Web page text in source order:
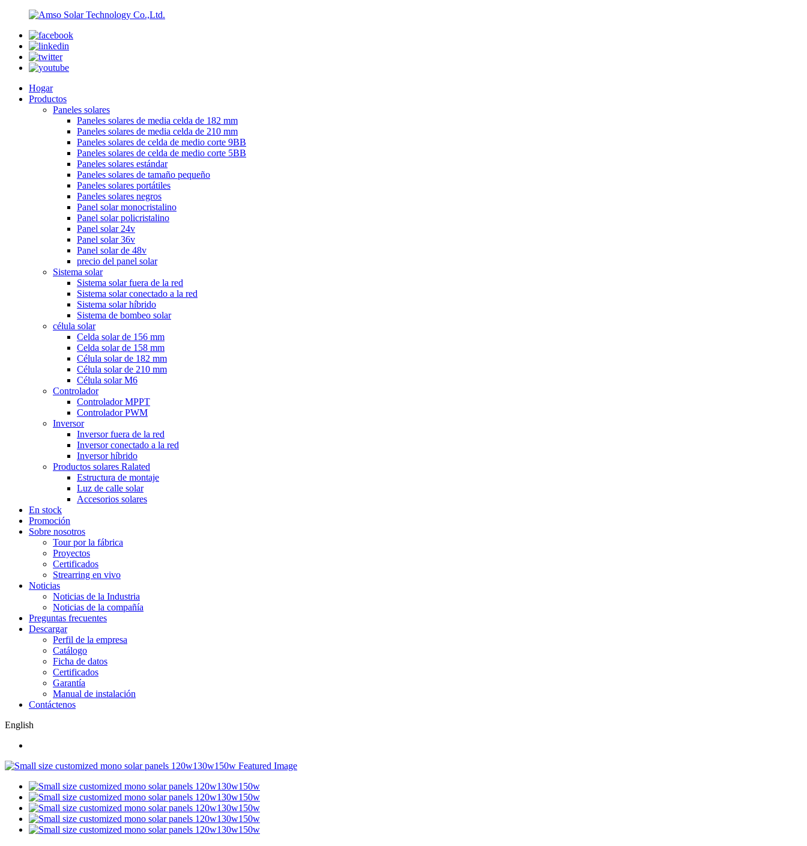
Hogar
Productos
Paneles solares
Paneles solares de media celda de 182 mm
Paneles solares de media celda de 210 mm
Paneles solares de celda de medio corte 9BB
Paneles solares de celda de medio corte 5BB
Paneles solares estándar
Paneles solares de tamaño pequeño
Paneles solares portátiles
Paneles solares negros
Panel solar monocristalino
Panel solar policristalino
Panel solar 24v
Panel solar 36v
Panel solar de 48v
precio del panel solar
Sistema solar
Sistema solar fuera de la red
Sistema solar conectado a la red
Sistema solar híbrido
Sistema de bombeo solar
célula solar
Celda solar de 156 mm
Celda solar de 158 mm
Célula solar de 182 mm
Célula solar de 210 mm
Célula solar M6
Controlador
Controlador MPPT
Controlador PWM
Inversor
Inversor fuera de la red
Inversor conectado a la red
Inversor híbrido
Productos solares Ralated
Estructura de montaje
Luz de calle solar
Accesorios solares
En stock
Promoción
Sobre nosotros
Tour por la fábrica
Proyectos
Certificados
Strearring en vivo
Noticias
Noticias de la Industria
Noticias de la compañía
Preguntas frecuentes
Descargar
Perfil de la empresa
Catálogo
Ficha de datos
Certificados
Garantía
Manual de instalación
Contáctenos
English